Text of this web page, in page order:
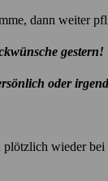
dann weiter
gestern!
oder
wieder